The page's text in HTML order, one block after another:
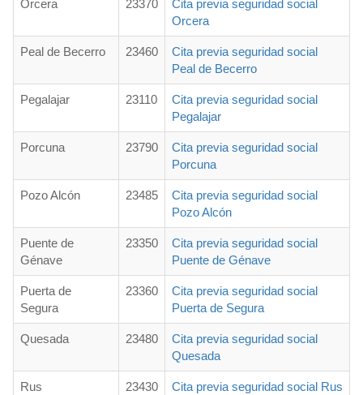
Orcera 23370
Cita previa seguridad social
Orcera
Peal de Becerro 23460
Cita previa seguridad social
Peal de Becerro
Pegalajar 23110
Cita previa seguridad social
Pegalajar
Porcuna 23790
Cita previa seguridad social
Porcuna
Pozo Alcón 23485
Cita previa seguridad social
Pozo Alcón
Puente de
Génave
23350
Cita previa seguridad social
Puente de Génave
Puerta de
Segura
23360
Cita previa seguridad social
Puerta de Segura
Quesada 23480
Cita previa seguridad social
Quesada
Rus 23430 Cita previa seguridad social Rus